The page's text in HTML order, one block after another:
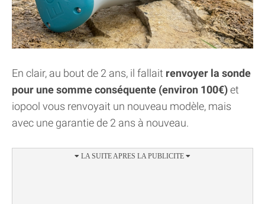
En clair, au bout de 2 ans, il fallait renvoyer la sonde
pour une somme conséquente (environ 100€)et
iopool vous renvoyait un nouveau modèle, mais
avec une garantie de 2 ans à nouveau.